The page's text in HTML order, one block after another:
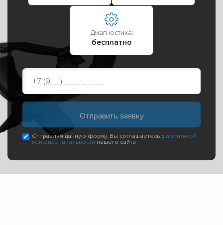
Диагностика:
бесплатно
Отправляя данную форму, Вы соглашаетесь с политикой
конфиденциальности нашего сайта